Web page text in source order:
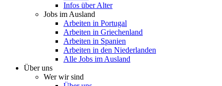
Infos über Alter
Jobs im Ausland
Arbeiten in Portugal
Arbeiten in Griechenland
Arbeiten in Spanien
Arbeiten in den Niederlanden
Alle Jobs im Ausland
Über uns
Wer wir sind